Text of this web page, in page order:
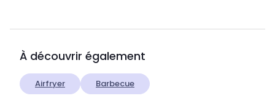
À découvrir également
Airfryer Barbecue